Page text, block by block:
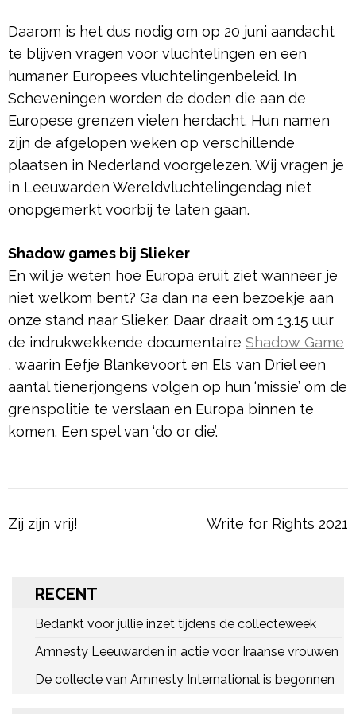
Daarom is het dus nodig om op 20 juni aandacht
te blijven vragen voor vluchtelingen en een
humaner Europees vluchtelingenbeleid. In
Scheveningen worden de doden die aan de
Europese grenzen vielen herdacht. Hun namen
zijn de afgelopen weken op verschillende
plaatsen in Nederland voorgelezen. Wij vragen je
in Leeuwarden Wereldvluchtelingendag niet
onopgemerkt voorbij te laten gaan.
Shadow games bij Slieker
En wil je weten hoe Europa eruit ziet wanneer je
niet welkom bent? Ga dan na een bezoekje aan
onze stand naar Slieker. Daar draait om 13.15 uur
de indrukwekkende documentaire Shadow Game
, waarin Eefje Blankevoort en Els van Driel een
aantal tienerjongens volgen op hun ‘missie’ om de
grenspolitie te verslaan en Europa binnen te
komen. Een spel van ‘do or die’.
Bericht
Zij zijn vrij! Write for Rights 2021
RECENT
Bedankt voor jullie inzet tijdens de collecteweek
Amnesty Leeuwarden in actie voor Iraanse vrouwen
De collecte van Amnesty International is begonnen